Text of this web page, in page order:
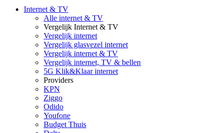
Internet & TV
Alle internet & TV
Vergelijk Internet & TV
Vergelijk internet
Vergelijk glasvezel internet
Vergelijk internet & TV
Vergelijk internet, TV & bellen
5G Klik&Klaar internet
Providers
KPN
Ziggo
Odido
Youfone
Budget Thuis